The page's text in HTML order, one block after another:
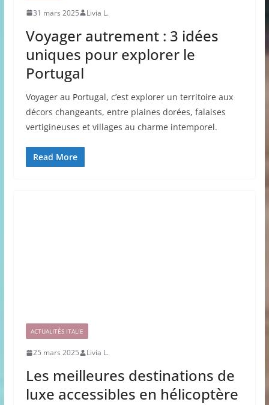
31 mars 2025 Livia L.
Voyager autrement : 3 idées
uniques pour explorer le
Portugal
Voyager au Portugal, c’est explorer un territoire aux
décors changeants, entre plaines dorées, falaises
vertigineuses et villages au charme intemporel.
Read More
ACTUALITÉS ITALIE
25 mars 2025 Livia L.
Les meilleures destinations de
luxe accessibles en hélicoptère